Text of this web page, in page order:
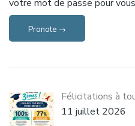
votre mot de passe pour
Pronote →
Félicitations à
11 juillet 2026